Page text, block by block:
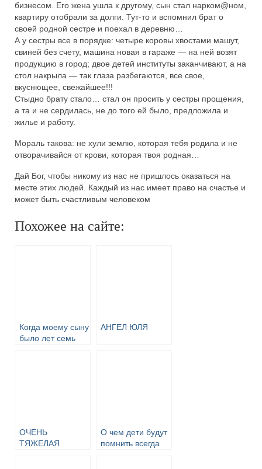
бизнесом. Его жена ушла к другому, сын стал нарком@ном,
квартиру отобрали за долги. Тут-то и вспомнил брат о
своей родной сестре и поехал в деревню…
А у сестры все в порядке: четыре коровы хвостами машут,
свиней без счету, машина новая в гараже — на ней возят
продукцию в город; двое детей институты заканчивают, а на
стол накрыла — так глаза разбегаются, все свое,
вкуснющее, свежайшее!!!
Стыдно брату стало… стал он просить у сестры прощения,
а та и не сердилась, не до того ей было, предложила и
жилье и работу.
Мораль такова: не хули землю, которая тебя родила и не
отворачивайся от крови, которая твоя родная…
Дай Бог, чтобы никому из нас не пришлось оказаться на
месте этих людей. Каждый из нас имеет право на счастье и
может быть счастливым человеком
Похожее на сайте:
Когда моему сыну
было лет семь
АНГЕЛ ЮЛЯ
ОЧЕНЬ
ТЯЖЕЛАЯ
О чем дети будут
помнить всегда